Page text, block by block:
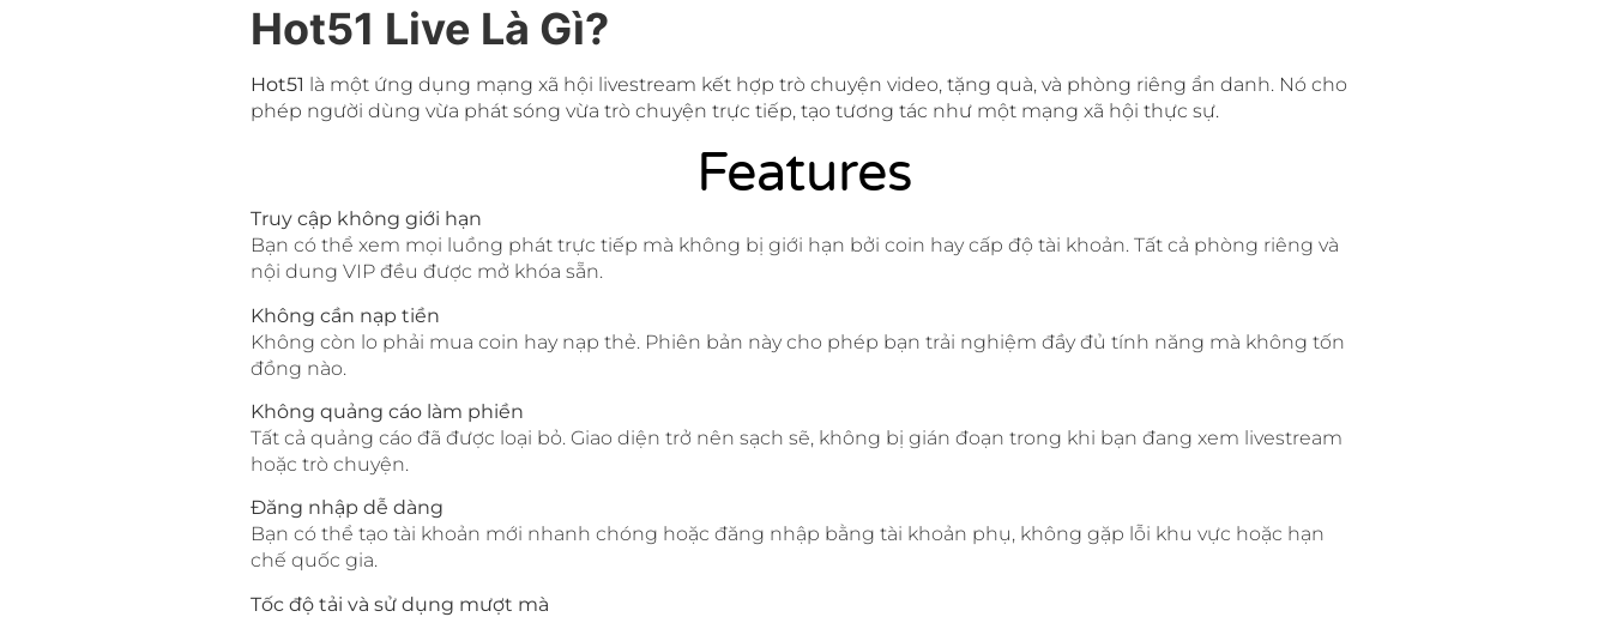
Hot51 Live Là Gì?
Hot51 là một ứng dụng mạng xã hội livestream kết hợp trò chuyện video, tặng quà, và phòng riêng ẩn danh. Nó cho
phép người dùng vừa phát sóng vừa trò chuyện trực tiếp, tạo tương tác như một mạng xã hội thực sự.
Features
Truy cập không giới hạn
Bạn có thể xem mọi luồng phát trực tiếp mà không bị giới hạn bởi coin hay cấp độ tài khoản. Tất cả phòng riêng và
nội dung VIP đều được mở khóa sẵn.
Không cần nạp tiền
Không còn lo phải mua coin hay nạp thẻ. Phiên bản này cho phép bạn trải nghiệm đầy đủ tính năng mà không tốn
đồng nào.
Không quảng cáo làm phiền
Tất cả quảng cáo đã được loại bỏ. Giao diện trở nên sạch sẽ, không bị gián đoạn trong khi bạn đang xem livestream
hoặc trò chuyện.
Đăng nhập dễ dàng
Bạn có thể tạo tài khoản mới nhanh chóng hoặc đăng nhập bằng tài khoản phụ, không gặp lỗi khu vực hoặc hạn
chế quốc gia.
Tốc độ tải và sử dụng mượt mà